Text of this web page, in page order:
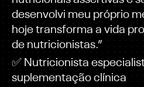
desenvolvi meu próprio
hoje transforma a vida
de nutricionistas.”
✅ Nutricionista
suplementação clínica